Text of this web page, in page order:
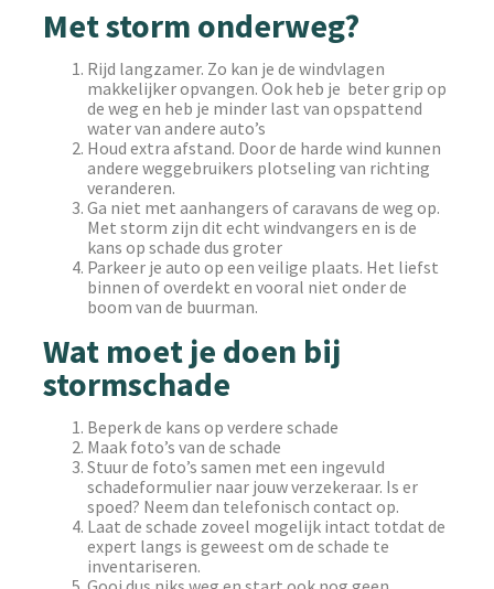
Met storm onderweg?
Rijd langzamer. Zo kan je de windvlagen
makkelijker opvangen. Ook heb je beter grip op
de weg en heb je minder last van opspattend
water van andere auto’s
Houd extra afstand. Door de harde wind kunnen
andere weggebruikers plotseling van richting
veranderen.
Ga niet met aanhangers of caravans de weg op.
Met storm zijn dit echt windvangers en is de
kans op schade dus groter
Parkeer je auto op een veilige plaats. Het liefst
binnen of overdekt en vooral niet onder de
boom van de buurman.
Wat moet je doen bij
stormschade
Beperk de kans op verdere schade
Maak foto’s van de schade
Stuur de foto’s samen met een ingevuld
schadeformulier naar jouw verzekeraar. Is er
spoed? Neem dan telefonisch contact op.
Laat de schade zoveel mogelijk intact totdat de
expert langs is geweest om de schade te
inventariseren.